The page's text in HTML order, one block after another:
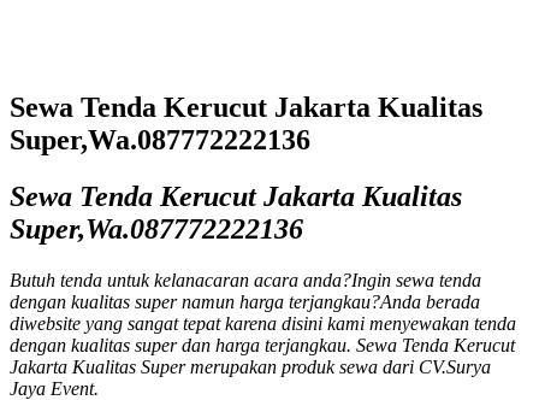
Sewa Tenda Kerucut Jakarta Kualitas
Super,Wa.087772222136
Sewa Tenda Kerucut Jakarta Kualitas
Super,Wa.087772222136
Butuh tenda untuk kelanacaran acara anda?Ingin sewa tenda
dengan kualitas super namun harga terjangkau?Anda berada
diwebsite yang sangat tepat karena disini kami menyewakan tenda
dengan kualitas super dan harga terjangkau. Sewa Tenda Kerucut
Jakarta Kualitas Super merupakan produk sewa dari CV.Surya
Jaya Event.